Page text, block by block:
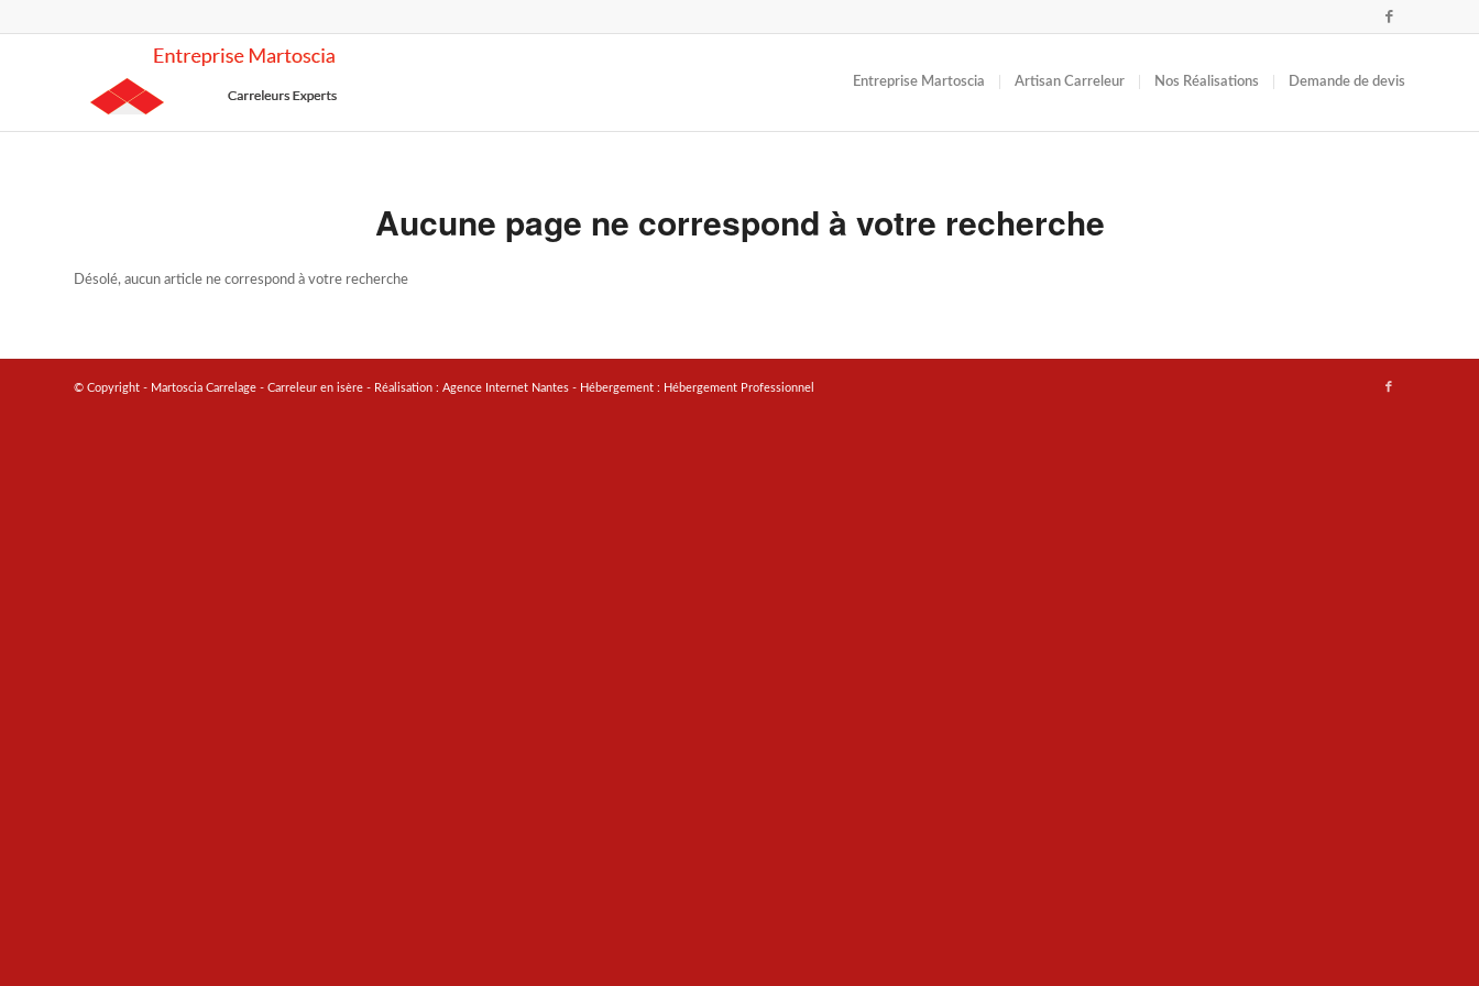
Entreprise Martoscia Artisan Carreleur Nos Réalisations Demande de devis
Aucune page ne correspond à votre recherche
Désolé, aucun article ne correspond à votre recherche
© Copyright - Martoscia Carrelage - Carreleur en isère - Réalisation : Agence Internet Nantes - Hébergement : Hébergement Professionnel